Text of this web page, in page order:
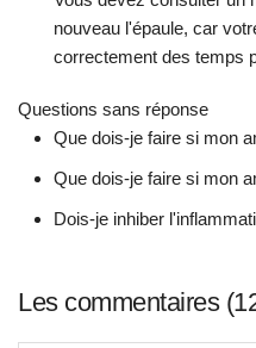
nouveau l'épaule, car
correctement des temps
Questions sans réponse
Que dois-je faire si mon
Que dois-je faire si mon
Dois-je inhiber
Les commentaires